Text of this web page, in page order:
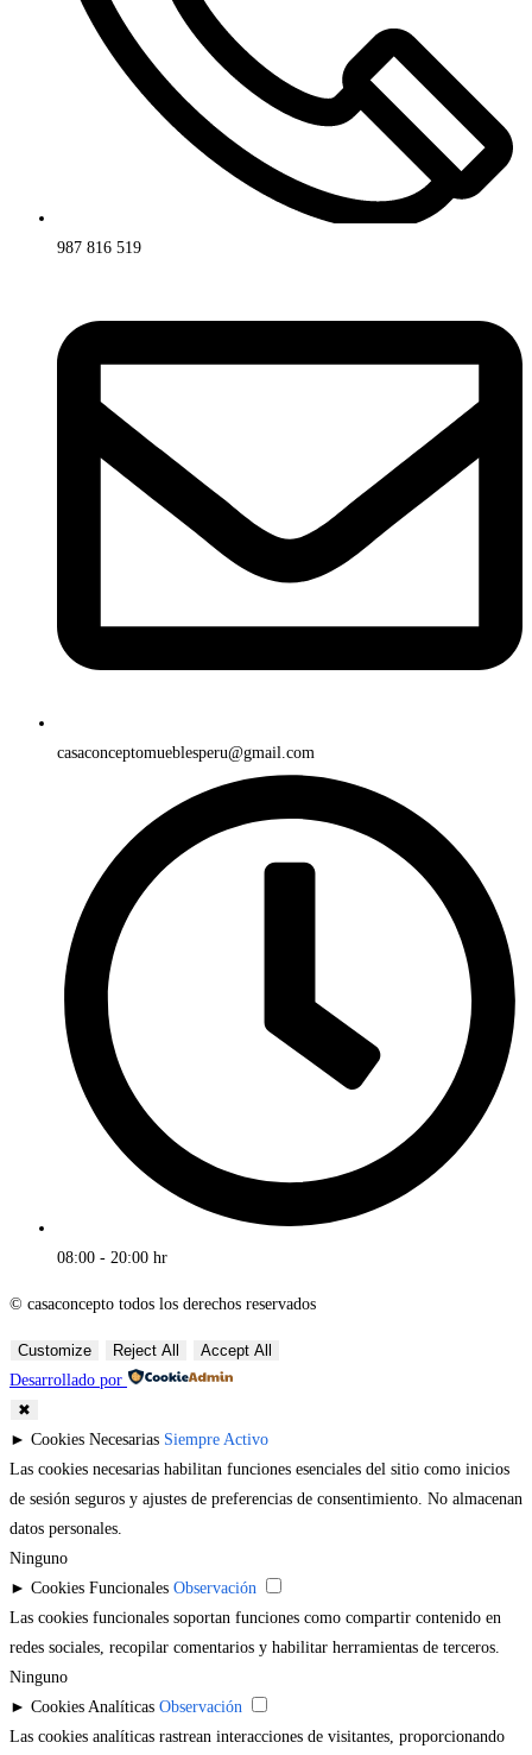
987 816 519
casaconceptomueblesperu@gmail.com
08:00 - 20:00 hr
© casaconcepto todos los derechos reservados
Customize Reject All
Accept All
Desarrollado por
✖
► Cookies Necesarias Siempre Activo
Las cookies necesarias habilitan funciones esenciales del sitio como inicios
de sesión seguros y ajustes de preferencias de consentimiento. No almacenan
datos personales.
Ninguno
► Cookies Funcionales Observación
Las cookies funcionales soportan funciones como compartir contenido en
redes sociales, recopilar comentarios y habilitar herramientas de terceros.
Ninguno
► Cookies Analíticas Observación
Las cookies analíticas rastrean interacciones de visitantes, proporcionando